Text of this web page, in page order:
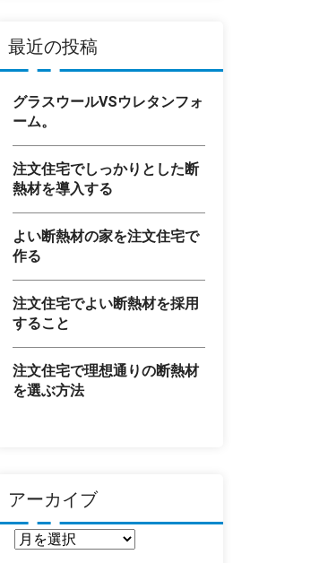
最近の投稿
グラスウールVSウレタンフォ
ーム。
注文住宅でしっかりとした断
熱材を導入する
よい断熱材の家を注文住宅で
作る
注文住宅でよい断熱材を採用
すること
注文住宅で理想通りの断熱材
を選ぶ方法
アーカイブ